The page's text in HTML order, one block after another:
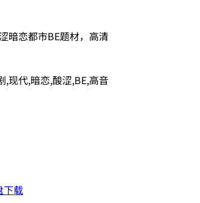
暗恋都市BE题材，高清
,现代,暗恋,酸涩,BE,高音
下载